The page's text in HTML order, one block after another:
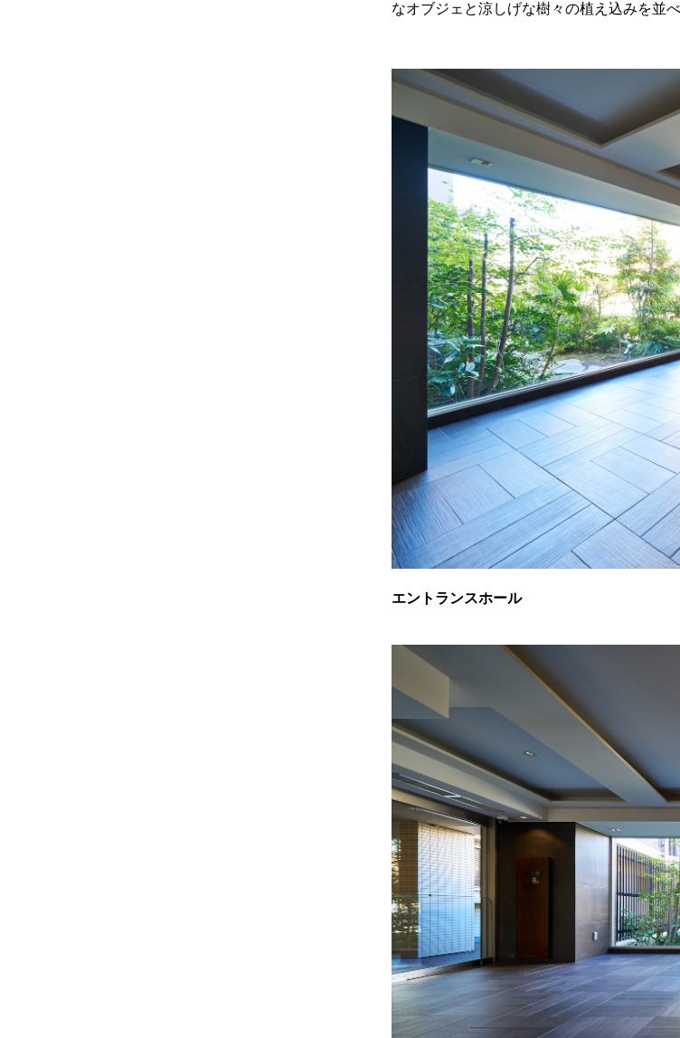
なオブジェと涼しげな樹々の植え込みを並
エントランスホール